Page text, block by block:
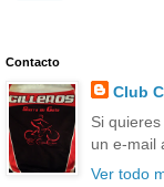
Contacto
Club
Si
un e-mail
Ver todo